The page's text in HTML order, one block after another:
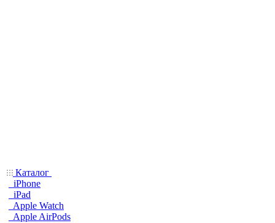
Каталог
iPhone
iPad
Apple Watch
Apple AirPods